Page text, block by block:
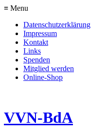
≡ Menu
Datenschutzerklärung
Impressum
Kontakt
Links
Spenden
Mitglied werden
Online-Shop
VVN-BdA